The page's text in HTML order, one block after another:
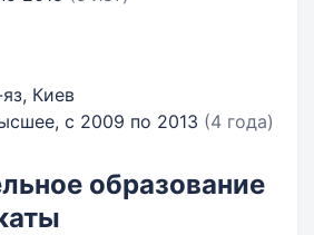
Киев
с 2009 по 2013 (4 года)
образование